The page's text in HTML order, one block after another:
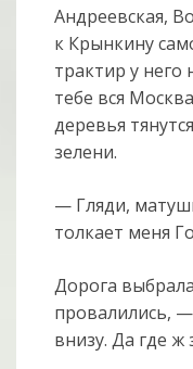
Андреевская,
к Крынкину
трактир у него
тебе вся
деревья
зелени.
— Гляди,
толкает меня
Дорога
провалились,
внизу. Да где ж